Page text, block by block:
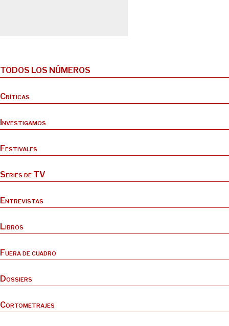
TODOS LOS NÚMEROS
Críticas
Investigamos
Festivales
Series de TV
Entrevistas
Libros
Fuera de cuadro
Dossiers
Cortometrajes